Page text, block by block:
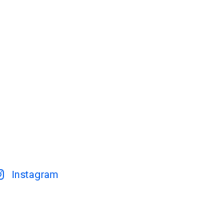
Instagram